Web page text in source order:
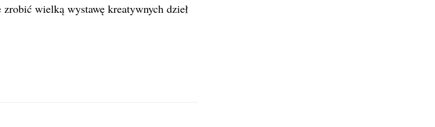
wielką wystawę kreatywnych dzieł